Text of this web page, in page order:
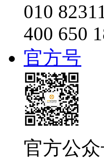
010
400 650
官方号
官方公